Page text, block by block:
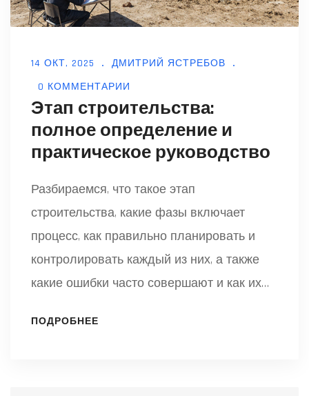
14 ОКТ, 2025
ДМИТРИЙ ЯСТРЕБОВ
0 КОММЕНТАРИИ
Этап строительства:
полное определение и
практическое руководство
Разбираемся, что такое этап
строительства, какие фазы включает
процесс, как правильно планировать и
контролировать каждый из них, а также
какие ошибки часто совершают и как их
ПОДРОБНЕЕ